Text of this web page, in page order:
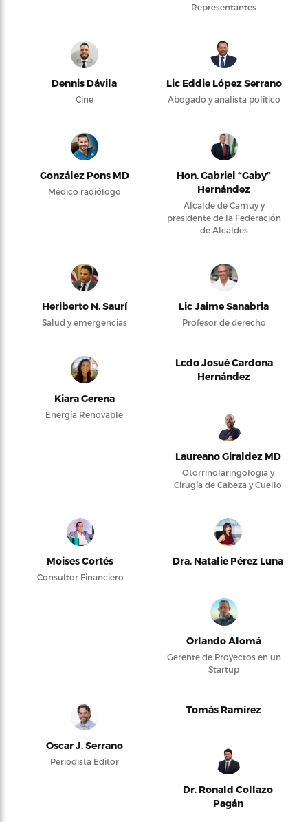
Representantes
Dennis Dávila
Cine
Lic Eddie López Serrano
Abogado y analista político
González Pons MD
Médico radiólogo
Hon. Gabriel “Gaby”
Hernández
Alcalde de Camuy y
presidente de la Federación
de Alcaldes
Heriberto N. Saurí
Salud y emergencias
Lic Jaime Sanabria
Profesor de derecho
Kiara Gerena
Energía Renovable
Lcdo Josué Cardona
Hernández
Laureano Giraldez MD
Otorrinolaringología y
Cirugía de Cabeza y Cuello
Moises Cortés
Consultor Financiero
Dra. Natalie Pérez Luna
Orlando Alomá
Gerente de Proyectos en un
Startup
Oscar J. Serrano
Periodista Editor
Tomás Ramírez
Dr. Ronald Collazo
Pagán